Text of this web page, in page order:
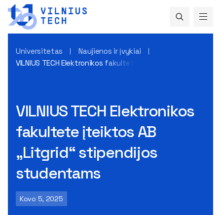
Universitetas
Naujienos ir įvykiai
VILNIUS TECH Elektronikos fakultete įteiktos AB „Litgrid“
VILNIUS TECH Elektronikos
fakultete įteiktos AB
„Litgrid“ stipendijos
studentams
Kovo 5, 2025